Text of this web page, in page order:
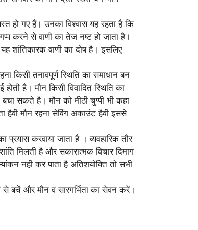
हो गए हैं। उनका विश्वास यह रहता है कि
करने से वाणी का तेज नष्ट हो जाता है।
शांतिकारक वाणी का दोष है। इसलिए
किसी तनावपूर्ण स्थिति का समाधान बन
है। मौन किसी विवादित स्थिति का
सकते है। मौन को मीठी चुप्पी भी कहा
हैवी मौन रहना सेविंग अकाउंट हैवी इससे
करवाया जाता है । व्यवहारिक तौर
मिलती है और सकारात्मक विचार दिमाग
नही कर पाता है अतिशयोक्ति तो सभी
से बचें और मौन व सारगर्भिता का सेवन करें।